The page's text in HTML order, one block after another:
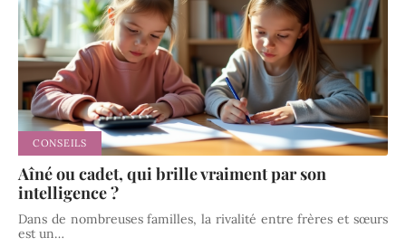
CONSEILS
Aîné ou cadet, qui brille vraiment par son
intelligence ?
Dans de nombreuses familles, la rivalité entre frères et sœurs
est un…